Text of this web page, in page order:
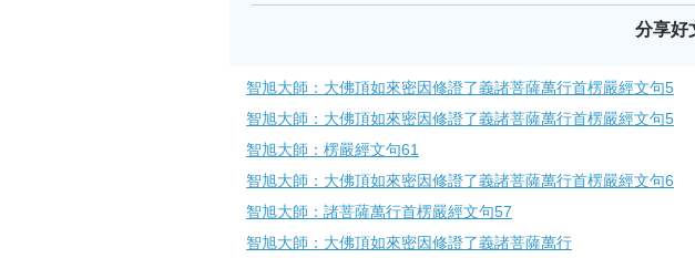
分享好
智旭大師：大佛頂如來密因修證了義諸菩薩萬行首楞嚴經文句5
智旭大師：大佛頂如來密因修證了義諸菩薩萬行首楞嚴經文句5
智旭大師：楞嚴經文句61
智旭大師：大佛頂如來密因修證了義諸菩薩萬行首楞嚴經文句6
智旭大師：諸菩薩萬行首楞嚴經文句57
智旭大師：大佛頂如來密因修證了義諸菩薩​萬行